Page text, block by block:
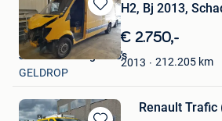
Bewaren
in
Mijn
Favorieten
H2, Bj 2013,
€ 2.750,-
2013 212.205 km
J. van den Berg Auto's
GELDROP
Renault Trafic